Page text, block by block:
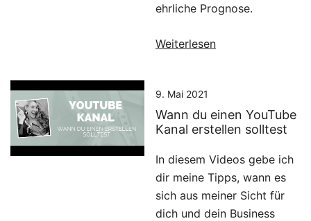
ehrliche Prognose.
Weiterlesen
9. Mai 2021
Wann du einen YouTube
Kanal erstellen solltest
In diesem Videos gebe ich
dir meine Tipps, wann es
sich aus meiner Sicht für
dich und dein Business